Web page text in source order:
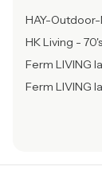
HAY-
HK Living -
Ferm LIVING
Ferm LIVING